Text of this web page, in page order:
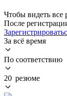
Чтобы видеть все
После
За всё время
По соответствию
20 резюме